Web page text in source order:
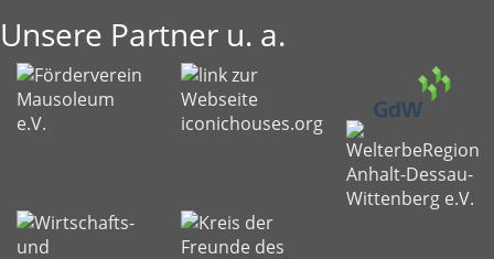
Unsere Partner u. a.